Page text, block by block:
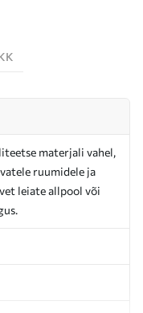
materjali vahel,
ruumidele ja
leiate allpool või